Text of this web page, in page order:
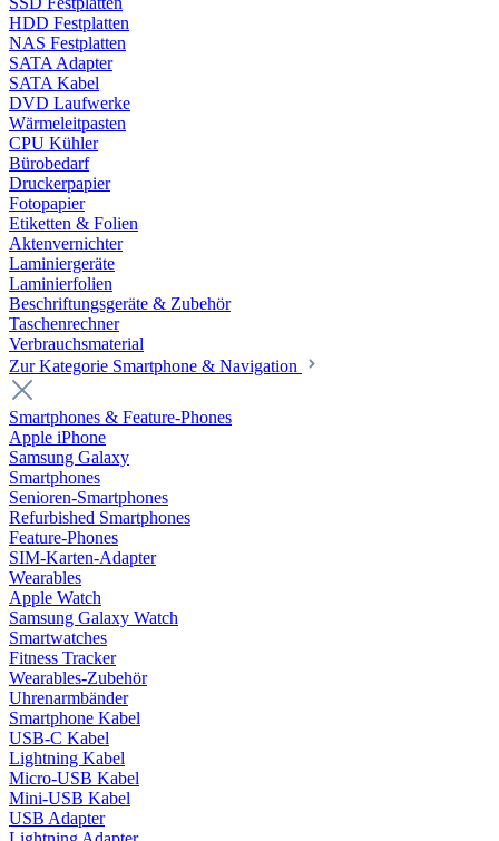
HDD Festplatten
NAS Festplatten
SATA Adapter
SATA Kabel
DVD Laufwerke
Wärmeleitpasten
CPU Kühler
Bürobedarf
Druckerpapier
Fotopapier
Etiketten & Folien
Aktenvernichter
Laminiergeräte
Laminierfolien
Beschriftungsgeräte & Zubehör
Taschenrechner
Verbrauchsmaterial
Zur Kategorie Smartphone & Navigation
Smartphones & Feature-Phones
Apple iPhone
Samsung Galaxy
Smartphones
Senioren-Smartphones
Refurbished Smartphones
Feature-Phones
SIM-Karten-Adapter
Wearables
Apple Watch
Samsung Galaxy Watch
Smartwatches
Fitness Tracker
Wearables-Zubehör
Uhrenarmbänder
Smartphone Kabel
USB-C Kabel
Lightning Kabel
Micro-USB Kabel
Mini-USB Kabel
USB Adapter